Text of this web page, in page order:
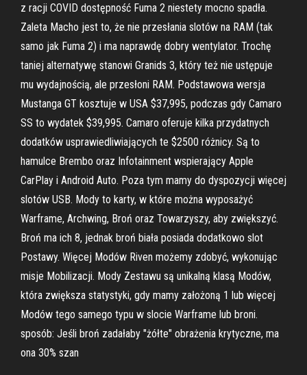
z racji COVID dostępność Fuma 2 niestety mocno spadła.
Zaleta Macho jest to, że nie przesłania slotów na RAM (tak
samo jak Fuma 2) i ma naprawdę dobry wentylator. Trochę
taniej alternatywę stanowi Granids 3, który też nie ustępuje
mu wydajnością, ale przesłoni RAM. Podstawowa wersja
Mustanga GT kosztuje w USA $37,995, podczas gdy Camaro
SS to wydatek $39,995. Camaro oferuje kilka przydatnych
dodatków usprawiedliwiających te $2500 różnicy. Są to
hamulce Brembo oraz Infotainment wspierający Apple
CarPlay i Android Auto. Poza tym mamy do dyspozycji więcej
slotów USB. Mody to karty, w które można wyposażyć
Warframe, Archwing, Broń oraz Towarzyszy, aby zwiększyć.
Broń ma ich 8, jednak broń biała posiada dodatkowo slot
Postawy. Więcej Modów Riven możemy zdobyć, wykonując
misje Mobilizacji. Mody Zestawu są unikalną klasą Modów,
która zwiększa statystyki, gdy mamy założoną 1 lub więcej
Modów tego samego typu w slocie Warframe lub broni.
sposób: Jeśli broń zadałaby "żółte" obrażenia krytyczne, ma
ona 30% szan